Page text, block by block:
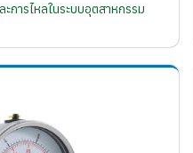
การไหลในระบบอุตสาหกรรม